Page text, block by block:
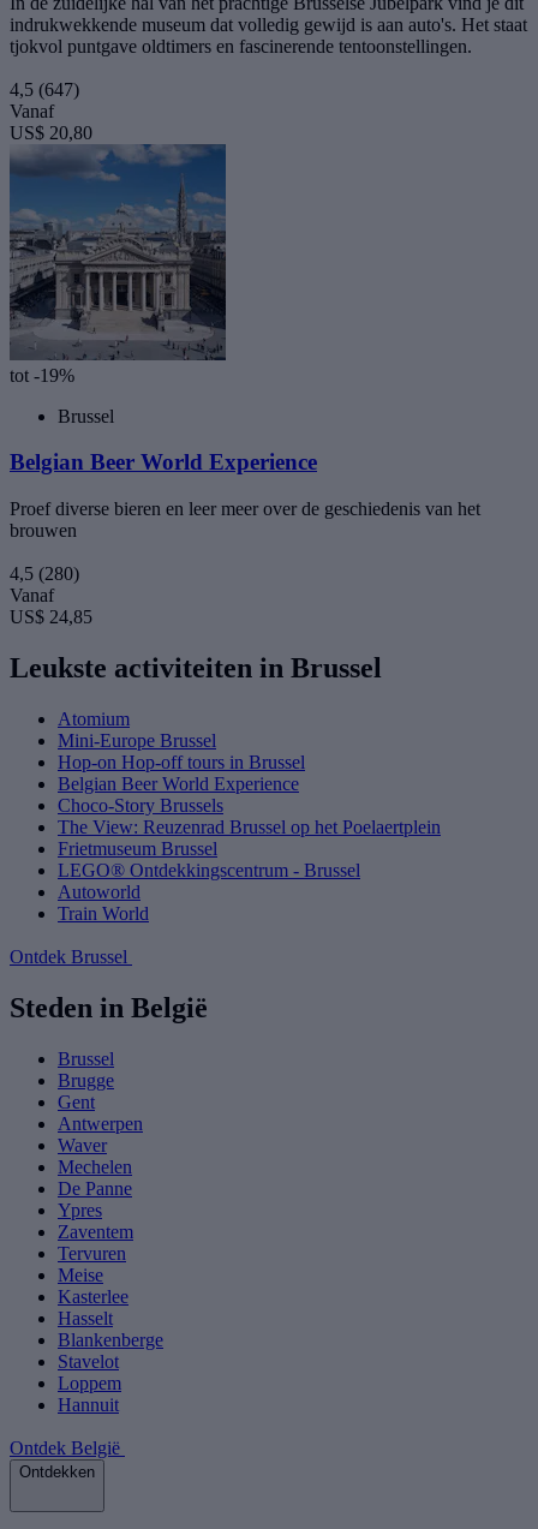
indrukwekkende museum dat volledig gewijd is aan auto's. Het staat
tjokvol puntgave oldtimers en fascinerende tentoonstellingen.
4,5 (647)
Vanaf
US$ 20,80
tot -19%
Brussel
Belgian Beer World Experience
Proef diverse bieren en leer meer over de geschiedenis van het
brouwen
4,5 (280)
Vanaf
US$ 24,85
Leukste activiteiten in Brussel
Atomium
Mini-Europe Brussel
Hop-on Hop-off tours in Brussel
Belgian Beer World Experience
Choco-Story Brussels
The View: Reuzenrad Brussel op het Poelaertplein
Frietmuseum Brussel
LEGO® Ontdekkingscentrum - Brussel
Autoworld
Train World
Ontdek Brussel
Steden in België
Brussel
Brugge
Gent
Antwerpen
Waver
Mechelen
De Panne
Ypres
Zaventem
Tervuren
Meise
Kasterlee
Hasselt
Blankenberge
Stavelot
Loppem
Hannuit
Ontdek België
Ontdekken